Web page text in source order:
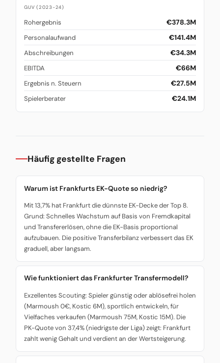
GUV (2023-24)
Rohergebnis €378.3M
Personalaufwand €141.4M
Abschreibungen €34.3M
EBITDA €66M
Ergebnis n. Steuern €27.5M
Spielerberater €24.1M
Häufig gestellte Fragen
Warum ist Frankfurts EK-Quote so niedrig?
Mit 13,7% hat Frankfurt die dünnste EK-Decke der Top 8.
Grund: Schnelles Wachstum auf Basis von Fremdkapital
und Transfererlösen, ohne die EK-Basis proportional
aufzubauen. Die positive Transferbilanz verbessert das EK
graduell, aber langsam.
Wie funktioniert das Frankfurter Transfermodell?
Exzellentes Scouting: Spieler günstig oder ablösefrei holen
(Marmoush 0€, Kostic 6M), sportlich entwickeln, für
Vielfaches verkaufen (Marmoush 75M, Kostic 15M). Die
PK-Quote von 37,4% (niedrigste der Liga) zeigt: Frankfurt
zahlt wenig Gehalt und verdient an der Wertsteigerung.